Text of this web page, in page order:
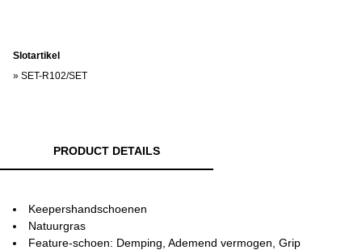
Slotartikel
» SET-R102/SET
PRODUCT DETAILS
Keepershandschoenen
Natuurgras
Feature-schoen: Demping, Ademend vermogen, Grip